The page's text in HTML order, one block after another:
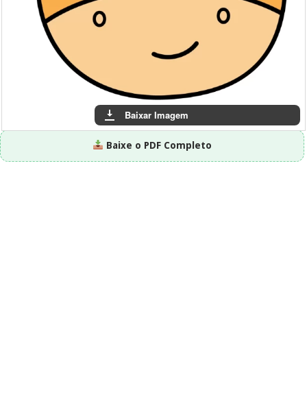
Baixar Imagem
Baixe o PDF Completo